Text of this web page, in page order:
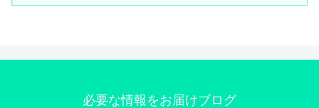
必要な情報をお届けブログ